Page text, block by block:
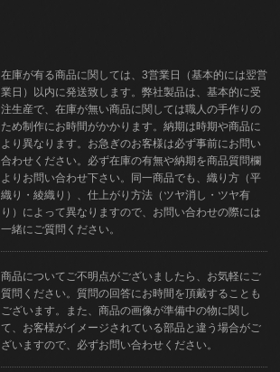
在庫が有る商品に関しては、3営業日（基本的には翌営
業日）以内に発送致します。弊社製品は、基本的に受
注生産で、在庫が無い商品に関しては職人の手作りの
ため制作にお時間がかかります。納期は時期や商品に
より異なります。お急ぎのお客様は必ず事前にお問い
合わせください。必ず在庫の有無や納期を商品質問欄
よりお問い合わせ下さい。同一商品でも、織り方（平
織り・綾織り）、仕上がり方法（ツヤ消し・ツヤ有
り）によって異なりますので、お問い合わせの際には
一緒にご質問ください。
商品についてご不明点がございましたら、お気軽にご
質問ください。質問の回答にお時間を頂戴することも
ございます。また、商品の画像が準備中の物に関し
て、お客様がイメージされている部品と違う場合がご
ざいますので、必ずお問い合わせください。